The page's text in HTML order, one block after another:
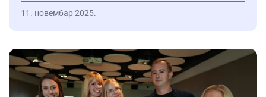
11. новембар 2025.